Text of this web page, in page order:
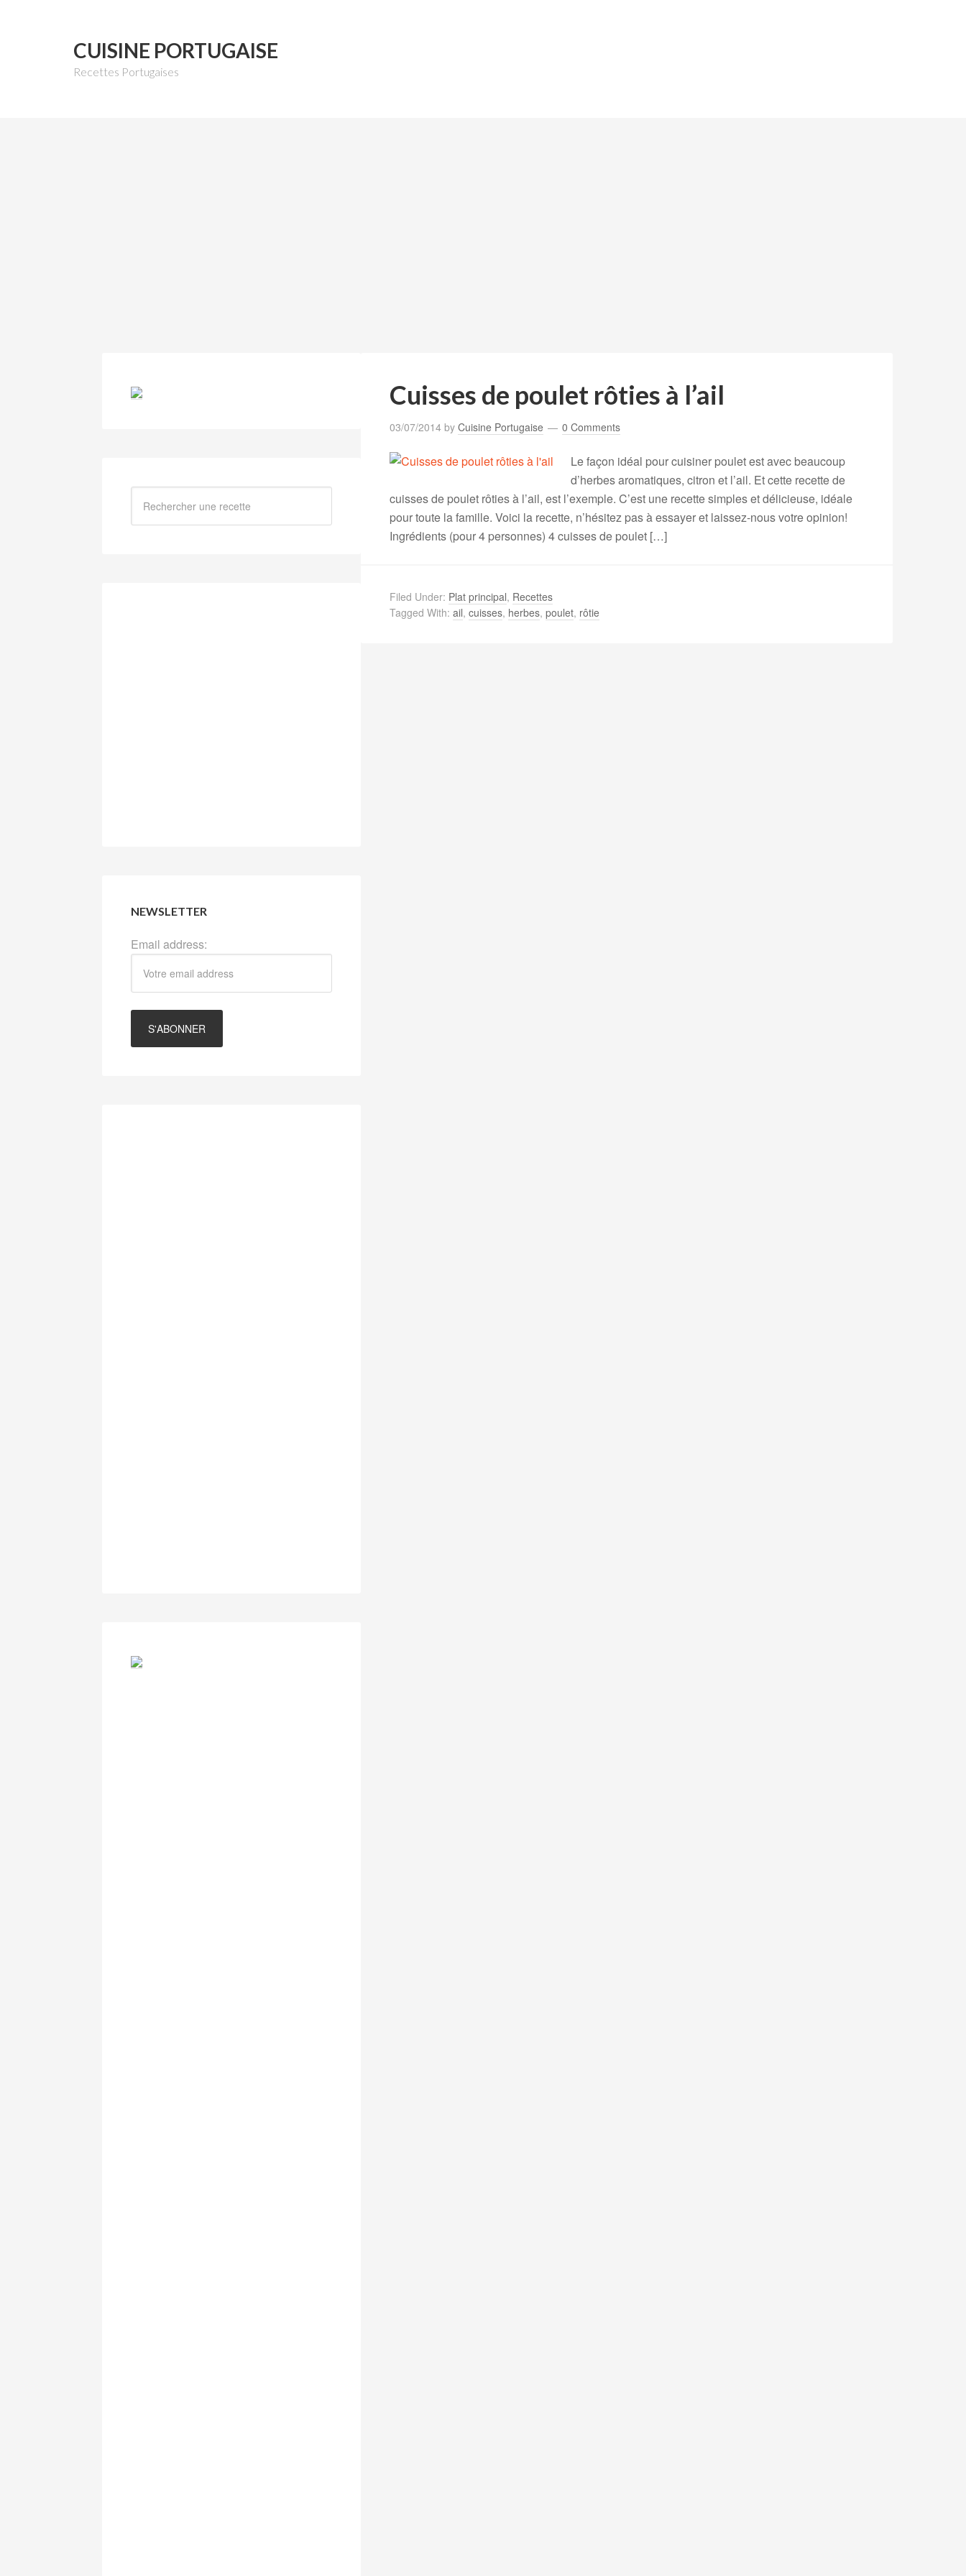
CUISINE PORTUGAISE
Recettes Portugaises
Cuisses de poulet rôties à l’ail
03/07/2014 by Cuisine Portugaise 0 Comments
Le façon idéal pour cuisiner poulet est avec beaucoup
d’herbes aromatiques, citron et l’ail. Et cette recette de
cuisses de poulet rôties à l’ail, est l’exemple. C’est une recette simples et délicieuse, idéale
pour toute la famille. Voici la recette, n’hésitez pas à essayer et laissez-nous votre opinion!
Ingrédients (pour 4 personnes) 4 cuisses de poulet […]
Filed Under: Plat principal, Recettes
Tagged With: ail, cuisses, herbes, poulet, rôtie
NEWSLETTER
Email address: